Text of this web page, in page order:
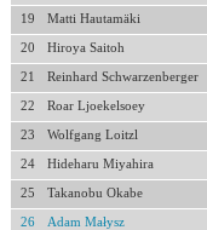
19 Matti Hautamäki
20 Hiroya Saitoh
21 Reinhard Schwarzenberger
22 Roar Ljoekelsoey
23 Wolfgang Loitzl
24 Hideharu Miyahira
25 Takanobu Okabe
26 Adam Małysz